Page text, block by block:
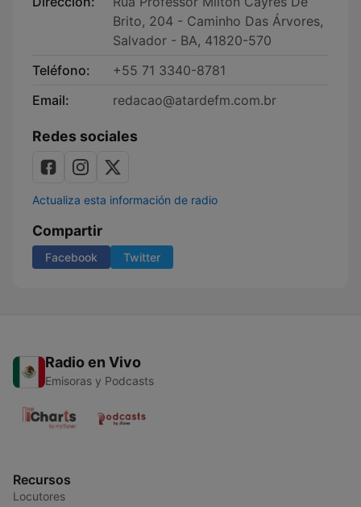
Brito, 204 - Caminho Das Árvores,
Salvador - BA, 41820-570
Teléfono:
+55 71 3340-8781
Email:
redacao@atardefm.com.br
Redes sociales
Actualiza esta información de radio
Compartir
Facebook Twitter
Radio en Vivo
Emisoras y Podcasts
Recursos
Locutores